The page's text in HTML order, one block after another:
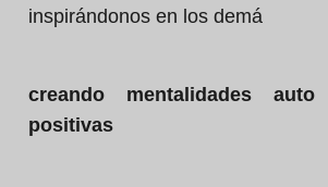
inspirándonos en los demá
creando mentalidades auto
positivas